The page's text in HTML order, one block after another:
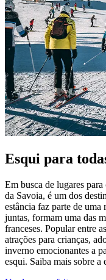
Esqui para
Em busca de lugares
da Savoia, é um dos
estância faz parte de uma
juntas, formam uma das
franceses. Popular entre
atrações para crianças,
inverno emocionantes a
esqui. Saiba mais sobre a